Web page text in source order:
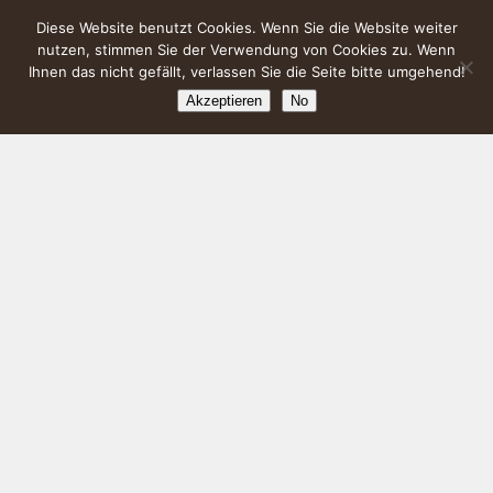
Diese Website benutzt Cookies. Wenn Sie die Website weiter
nutzen, stimmen Sie der Verwendung von Cookies zu. Wenn
Ihnen das nicht gefällt, verlassen Sie die Seite bitte umgehend!
Akzeptieren No